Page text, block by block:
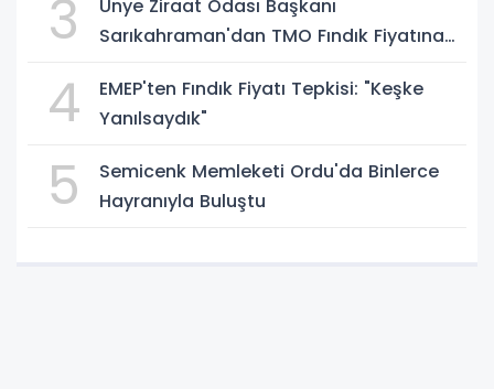
3
Ünye Ziraat Odası Başkanı
Sarıkahraman'dan TMO Fındık Fiyatına
4
EMEP'ten Fındık Fiyatı Tepkisi: "Keşke
Yanılsaydık"
5
Semicenk Memleketi Ordu'da Binlerce
Hayranıyla Buluştu